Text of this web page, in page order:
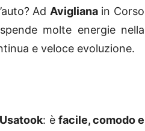
Ad Aviglianain Corso
molte energie nella
e veloce evoluzione.
Usatook: è facile, comodo e